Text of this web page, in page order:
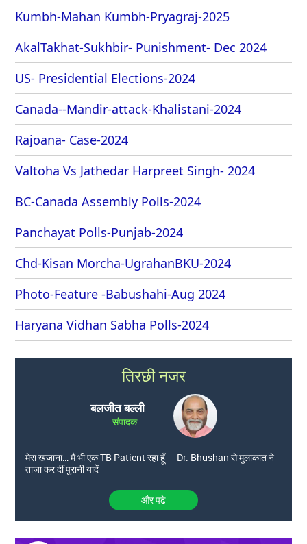
Kumbh-Mahan Kumbh-Pryagraj-2025
AkalTakhat-Sukhbir- Punishment- Dec 2024
US- Presidential Elections-2024
Canada--Mandir-attack-Khalistani-2024
Rajoana- Case-2024
Valtoha Vs Jathedar Harpreet Singh- 2024
BC-Canada Assembly Polls-2024
Panchayat Polls-Punjab-2024
Chd-Kisan Morcha-UgrahanBKU-2024
Photo-Feature -Babushahi-Aug 2024
Haryana Vidhan Sabha Polls-2024
तिरछी नजर
बलजीत बल्ली
संपादक
मेरा खजाना… मैं भी एक TB Patient रहा हूँ — Dr. Bhushan से मुलाकात ने
ताज़ा कर दीं पुरानी यादें
और पढे